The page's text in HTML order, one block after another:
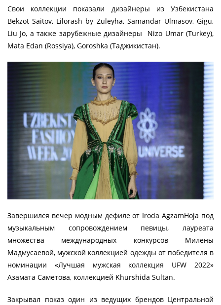
Свои коллекции показали дизайнеры из Узбекистана
Bekzot Saitov, Lilorash by Zuleyha, Samandar Ulmasov, Gigu,
Liu Jo, а также зарубежные дизайнеры Nizo Umar (Turkey),
Mata Edan (Rossiya), Goroshka (Таджикистан).
Завершился вечер модным дефиле от Iroda AgzamHoja под
музыкальным сопровождением певицы, лауреата
множества международных конкурсов Милены
Мадмусаевой, мужской коллекцией одежды от победителя в
номинации «Лучшая мужская коллекция UFW 2022»
Азамата Саметова, коллекцией Khurshida Sultan.
Закрывал показ один из ведущих брендов Центральной